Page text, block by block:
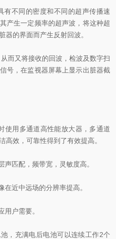
不同的密度和不同的超声传播速
产生一定频率的超声波，将这种超
器的界面而产生反射回波。
又将接收的回波，检波及数字扫
号，在监视器屏幕上显示出脏器截
用多通道高性能放大器，多通道
高效，可靠性得到了有效提高。
匹配，频带宽，灵敏度高。
近中远场的分辨率提高。
户需要。
充满电后电池可以连续工作2个